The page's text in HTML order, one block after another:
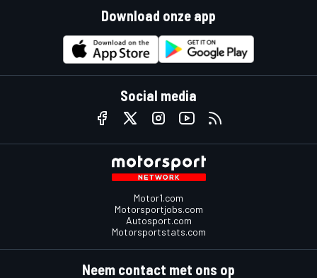
Download onze app
Social media
Motor1.com
Motorsportjobs.com
Autosport.com
Motorsportstats.com
Neem contact met ons op